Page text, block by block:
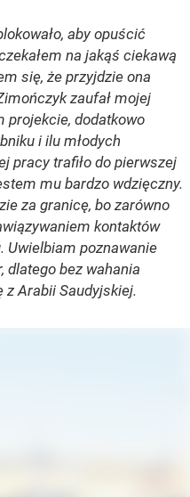
aby opuścić
na jakąś ciekawą
się, że przyjdzie ona
zaufał mojej
projekcie, dodatkowo
i ilu młodych
pracy trafiło do pierwszej
mu bardzo wdzięczny.
za granicę, bo zarówno
kontaktów
Uwielbiam poznawanie
dlatego bez wahania
z Arabii Saudyjskiej.